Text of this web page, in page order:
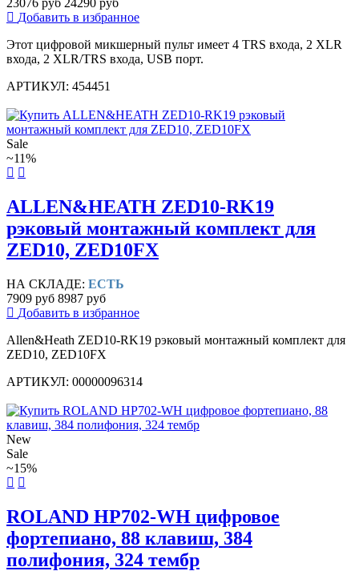
23076 руб 24290 руб
Добавить в избранное
Этот цифровой микшерный пульт имеет 4 TRS входа, 2 XLR
входа, 2 XLR/TRS входа, USB порт.
АРТИКУЛ: 454451
Sale
~11%
ALLEN&HEATH ZED10-RK19
рэковый монтажный комплект для
ZED10, ZED10FX
НА СКЛАДЕ: ЕСТЬ
7909 руб 8987 руб
Добавить в избранное
Allen&Heath ZED10-RK19 рэковый монтажный комплект для
ZED10, ZED10FX
АРТИКУЛ: 00000096314
New
Sale
~15%
ROLAND HP702-WH цифровое
фортепиано, 88 клавиш, 384
полифония, 324 тембр